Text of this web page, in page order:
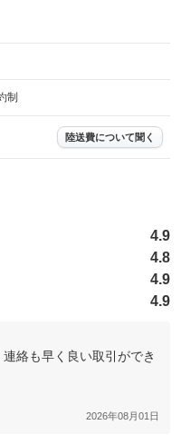
制
陸送費について聞く
）
4.9
4.8
4.9
4.9
絡も早く良い取引ができ
2026年08月01日